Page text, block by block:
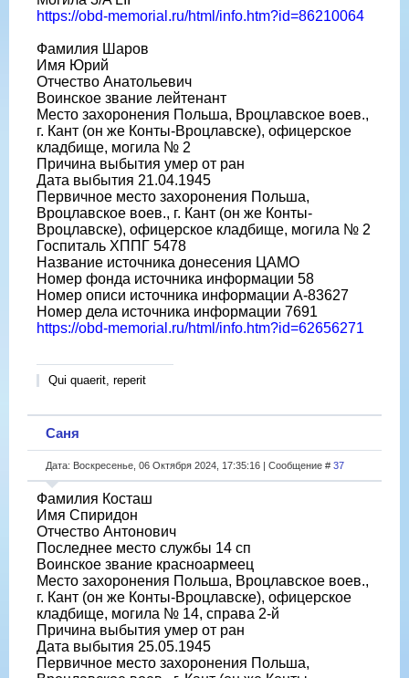
https://obd-memorial.ru/html/info.htm?id=86210064
Фамилия Шаров
Имя Юрий
Отчество Анатольевич
Воинское звание лейтенант
Место захоронения Польша, Вроцлавское воев.,
г. Кант (он же Конты-Вроцлавске), офицерское
кладбище, могила № 2
Причина выбытия умер от ран
Дата выбытия 21.04.1945
Первичное место захоронения Польша,
Вроцлавское воев., г. Кант (он же Конты-
Вроцлавске), офицерское кладбище, могила № 2
Госпиталь ХППГ 5478
Название источника донесения ЦАМО
Номер фонда источника информации 58
Номер описи источника информации А-83627
Номер дела источника информации 7691
https://obd-memorial.ru/html/info.htm?id=62656271
Qui quaerit, reperit
Саня
Дата: Воскресенье, 06 Октября 2024, 17:35:16 | Сообщение # 37
Фамилия Косташ
Имя Спиридон
Отчество Антонович
Последнее место службы 14 сп
Воинское звание красноармеец
Место захоронения Польша, Вроцлавское воев.,
г. Кант (он же Конты-Вроцлавске), офицерское
кладбище, могила № 14, справа 2-й
Причина выбытия умер от ран
Дата выбытия 25.05.1945
Первичное место захоронения Польша,